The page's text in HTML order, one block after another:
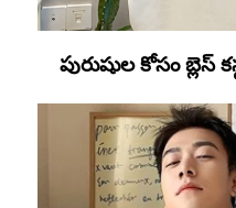
పురుషుల కోసం బ్లెస్